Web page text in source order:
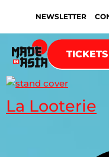
NEWSLETTER
TICKETS
La Looterie